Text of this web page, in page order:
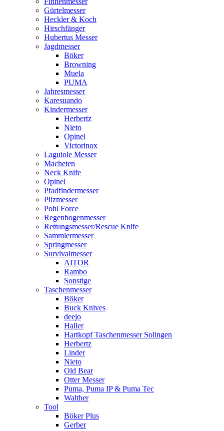
Gürtelmesser
Heckler & Koch
Hirschfänger
Hubertus Messer
Jagdmesser
Böker
Browning
Muela
PUMA
Jahresmesser
Karesuando
Kindermesser
Herbertz
Nieto
Opinel
Victorinox
Laguiole Messer
Macheten
Neck Knife
Opinel
Pfadfindermesser
Pilzmesser
Pohl Force
Regenbogenmesser
Rettungsmesser/Rescue Knife
Sammlermesser
Springmesser
Survivalmesser
AITOR
Rambo
Sonstige
Taschenmesser
Böker
Buck Knives
deejo
Haller
Hartkopf Taschenmesser Solingen
Herbertz
Linder
Nieto
Old Bear
Otter Messer
Puma, Puma IP & Puma Tec
Walther
Tool
Böker Plus
Gerber